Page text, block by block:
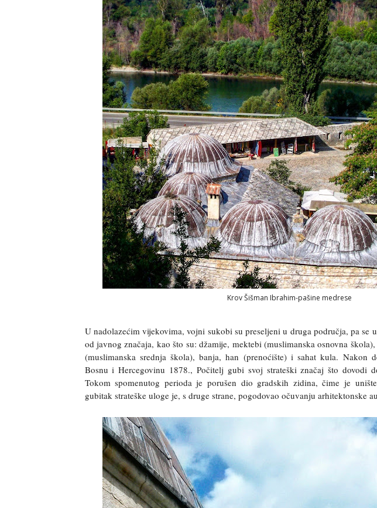
Krov Šišman Ibrahim-pašine medrese
U nadolazećim vijekovima, vojni sukobi su preseljeni u druga područja, pa se
od javnog značaja, kao što su: džamije, mektebi (muslimanska osnovna
(muslimanska srednja škola), banja, han (prenoćište) i sahat kula. Nakon
Bosnu i Hercegovinu 1878., Počitelj gubi svoj strateški značaj što dovodi
Tokom spomenutog perioda je porušen dio gradskih zidina, čime je
gubitak strateške uloge je, s druge strane, pogodovao očuvanju arhitektonske